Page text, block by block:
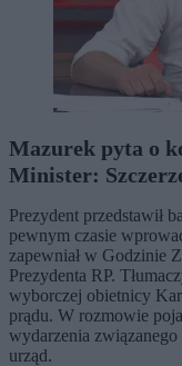
Mazurek pyta o
Minister:
Prezydent przedstawił
pewnym czasie
zapewniał w Godzinie
Prezydenta RP.
wyborczej obietnicy
prądu. W rozmowie
wydarzenia związanego
urząd.